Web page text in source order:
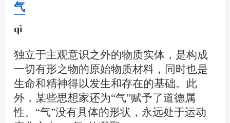
气
qì
独立于主观意识之外的物质实体，是构成
一切有形之物的原始物质材料，同时也是
生命和精神得以发生和存在的基础。此
外，某些思想家还为“气”赋予了道德属
性。“气”没有具体的形状，永远处于运动